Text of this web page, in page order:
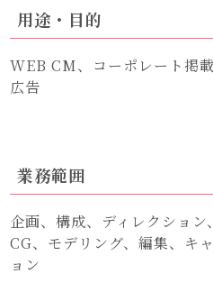
用途・目的
WEB CM、コーポレート掲
広告
業務範囲
企画、構成、ディレクション
CG、モデリング、編集、キ
ョン